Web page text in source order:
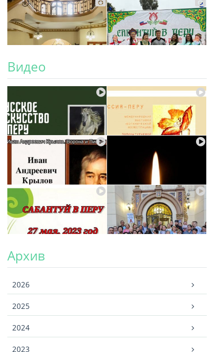
Видео
Архив
2026
2025
2024
2023